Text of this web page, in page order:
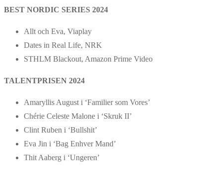
BEST NORDIC SERIES 2024
Allt och Eva, Viaplay
Dates in Real Life, NRK
STHLM Blackout, Amazon Prime Video
TALENTPRISEN 2024
Amaryllis August i ‘Familier som Vores’
Chérie Celeste Malone i ‘Skruk II’
Clint Ruben i ‘Bullshit’
Eva Jin i ‘Bag Enhver Mand’
Thit Aaberg i ‘Ungeren’